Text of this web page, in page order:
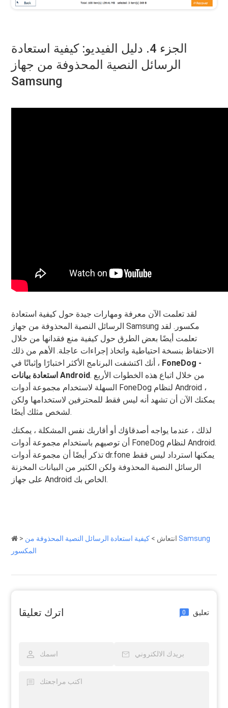
الجزء 4. دليل الفيديو: كيفية استعادة
الرسائل النصية المحذوفة من جهاز
Samsung
لقد تعلمت الآن معرفة ومهارات جيدة حول كيفية استعادة
الرسائل النصية المحذوفة من جهاز Samsung مكسور. لقد
تعلمت أيضًا بعض الطرق حول كيفية منع فقدانها من خلال
الاحتفاظ بنسخة احتياطية واتخاذ إجراءات عاجلة. الأهم من ذلك
، أنك اكتشفت البرنامج الأكثر اختبارًا وإثباتًا في FoneDog -
استعادة بيانات Android. من خلال اتباع هذه الخطوات الأربع
السهلة لاستخدام مجموعة أدوات FoneDog لنظام Android ،
يمكنك الآن أن تشهد أنه ليس فقط للمحترفين لاستخدامها ولكن
لشخص مثلك أيضًا.
لذلك ، عندما يواجه أصدقاؤك أو أقاربك نفس المشكلة ، يمكنك
أن توصيهم باستخدام مجموعة أدوات FoneDog لنظام Android.
تذكر أيضًا أن مجموعة أدوات dr.fone يمكنها استرداد ليس فقط
الرسائل النصية المحذوفة ولكن الكثير من البيانات المخزنة
على جهاز Android الخاص بك.
> انتعاش > كيفية استعادة الرسائل النصية المحذوفة من Samsung
المكسور
اترك تعليقا 0 تعليق